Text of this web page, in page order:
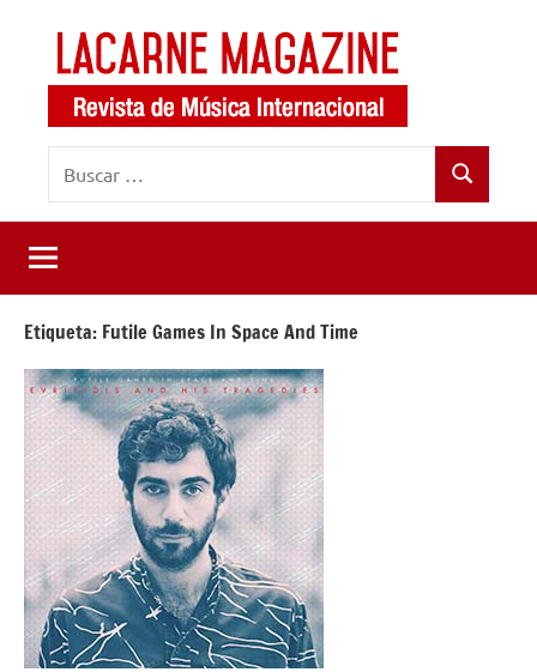
contenido
LaCarne
Magazine
de
música
internacional
Buscar
Etiqueta: Futile Games In Space And Time